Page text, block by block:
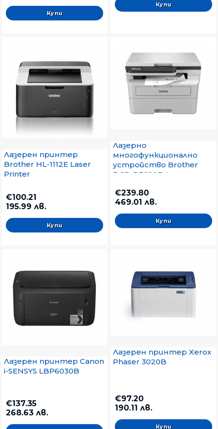
Лазерен принтер
Brother HL-1112E Laser
Printer
€100.21
195.99 лв.
Лазерно
многофункционално
устройство Brother
DCP-B7600D Laser
€239.80
469.01 лв.
Лазерен принтер Canon
i-SENSYS LBP6030B
€137.35
268.63 лв.
Лазерен принтер Xerox
Phaser 3020B
€97.20
190.11 лв.